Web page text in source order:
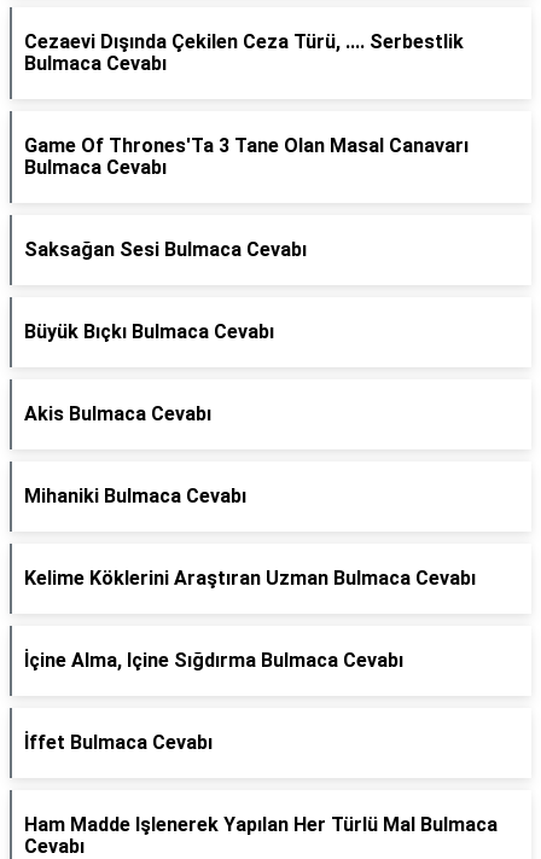
Cezaevi Dışında Çekilen Ceza Türü, .... Serbestlik
Bulmaca Cevabı
Game Of Thrones'Ta 3 Tane Olan Masal Canavarı
Bulmaca Cevabı
Saksağan Sesi Bulmaca Cevabı
Büyük Bıçkı Bulmaca Cevabı
Akis Bulmaca Cevabı
Mihaniki Bulmaca Cevabı
Kelime Köklerini Araştıran Uzman Bulmaca Cevabı
İçine Alma, Içine Sığdırma Bulmaca Cevabı
İffet Bulmaca Cevabı
Ham Madde Işlenerek Yapılan Her Türlü Mal Bulmaca
Cevabı